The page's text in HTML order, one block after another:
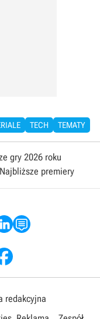
TECH TEMATY
gry 2026 roku
Najbliższe premiery
redakcyjna